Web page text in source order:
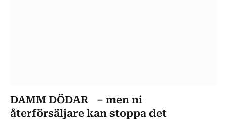
DAMM DÖDAR – men ni
återförsäljare kan stoppa det